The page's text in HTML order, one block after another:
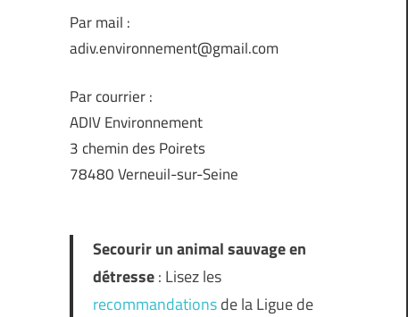
Par mail :
adiv.environnement@gmail.com
Par courrier :
ADIV Environnement
3 chemin des Poirets
78480 Verneuil-sur-Seine
Secourir un animal sauvage en
détresse: Lisez les
recommandationsde la Ligue de